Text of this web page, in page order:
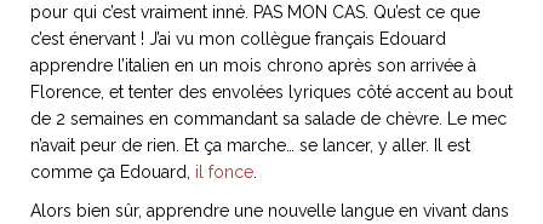
pour qui c’est vraiment inné. PAS MON CAS. Qu’est ce que
c’est énervant ! J’ai vu mon collègue français Edouard
apprendre l’italien en un mois chrono après son arrivée à
Florence, et tenter des envolées lyriques côté accent au bout
de 2 semaines en commandant sa salade de chèvre. Le mec
n’avait peur de rien. Et ça marche… se lancer, y aller. Il est
comme ça Edouard, il fonce
Alors bien sûr, apprendre une nouvelle langue en vivant dans